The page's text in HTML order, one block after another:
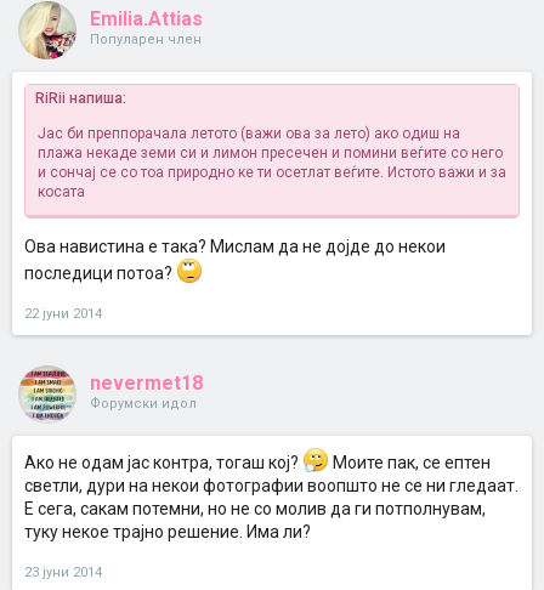
Emilia.Attias
Популарен член
RiRii напиша:
Јас би преппорачала летото (важи ова за лето) ако одиш на
плажа некаде земи си и лимон пресечен и помини веѓите со него
и сончај се со тоа природно ке ти осетлат веѓите. Истото важи и за
косата
Ова навистина е така? Мислам да не дојде до некои
последици потоа?
22 јуни 2014
nevermet18
Форумски идол
Ако не одам јас контра, тогаш кој?
Моите пак, се ептен
светли, дури на некои фотографии воопшто не се ни гледаат.
Е сега, сакам потемни, но не со молив да ги потполнувам,
туку некое трајно решение. Има ли?
23 јуни 2014